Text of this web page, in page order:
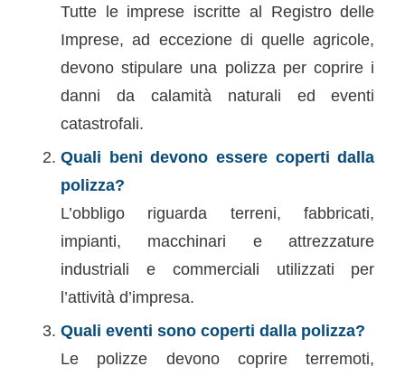
Tutte le imprese iscritte al Registro delle
Imprese, ad eccezione di quelle agricole,
devono stipulare una polizza per coprire i
danni da calamità naturali ed eventi
catastrofali.
Quali beni devono essere coperti dalla
polizza?
L’obbligo riguarda terreni, fabbricati,
impianti, macchinari e attrezzature
industriali e commerciali utilizzati per
l’attività d’impresa.
Quali eventi sono coperti dalla polizza?
Le polizze devono coprire terremoti,